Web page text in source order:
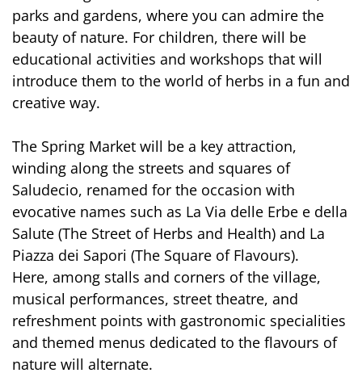
parks and gardens, where you can admire the
beauty of nature. For children, there will be
educational activities and workshops that will
introduce them to the world of herbs in a fun and
creative way.
The Spring Market will be a key attraction,
winding along the streets and squares of
Saludecio, renamed for the occasion with
evocative names such as La Via delle Erbe e della
Salute (The Street of Herbs and Health) and La
Piazza dei Sapori (The Square of Flavours).
Here, among stalls and corners of the village,
musical performances, street theatre, and
refreshment points with gastronomic specialities
and themed menus dedicated to the flavours of
nature will alternate.